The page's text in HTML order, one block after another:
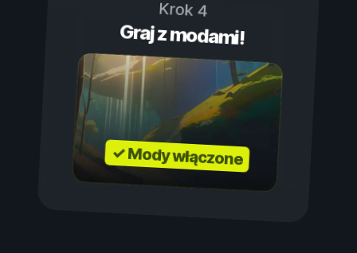
Krok 4
Graj z modami!
✓ Mody włączone